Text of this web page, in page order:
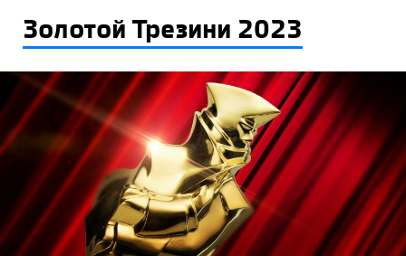
Золотой Трезини 2023